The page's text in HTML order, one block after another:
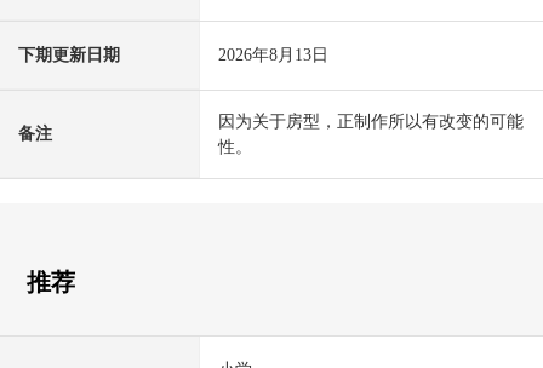
下期更新日期 2026年8月13日
备注
因为关于房型，正制作所以有改变的可能
性。
推荐